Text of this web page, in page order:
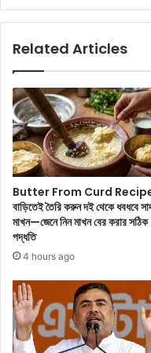
খা
কে
চা
লা
নো
র
মা
ম
লা
য়
ন্যা
বি
চা
র
ও
সু
ষ্ঠু
u
k
a
C
h
a
d
h
a
r
:
আ
ট
ব
ছ
Related Articles
Butter From Curd
বাড়িতেই তৈরি করুন দই থেকে ধবধবে
মাখন—জেনে নিন মাখন বের করার সঠিক
পদ্ধতি
4 hours ago